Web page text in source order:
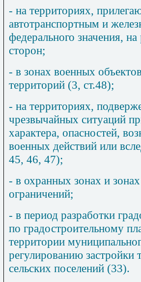
- на территориях,
автотранспортным и
федерального значения,
сторон;
- в зонах военных
территорий (3, ст.48);
- на территориях,
чрезвычайных ситуаций
характера, опасностей,
военных действий или
45, 46, 47);
- в охранных зонах и
ограничений;
- в период разработки
по градостроительному
территории
регулированию застройки
сельских поселений (33).